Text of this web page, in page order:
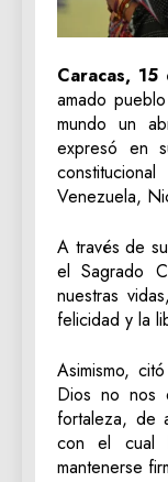
Caracas,
amado
mundo un
expresó en
Venezuela,
A través de
el Sagrado
nuestras
felicidad y la
Asimismo,
Dios no nos
fortaleza, de
con el cual
mantenerse